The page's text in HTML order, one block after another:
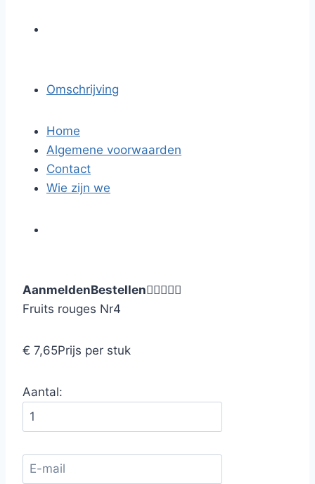
Omschrijving
Home
Algemene voorwaarden
Contact
Wie zijn we
AanmeldenBestellen
Fruits rouges Nr4
€ 7,65Prijs per stuk
Aantal: